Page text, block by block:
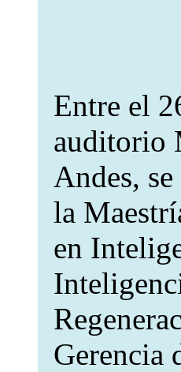
Entre el
auditorio
Andes,
la
en
Gerencia